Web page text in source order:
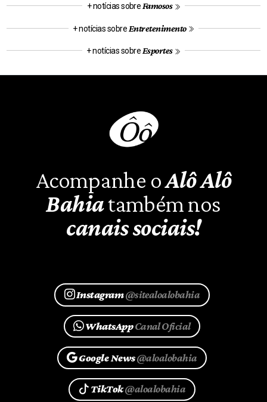
+ notícias sobre Famosos
+ notícias sobre Entretenimento
+ notícias sobre Esportes
Acompanhe oAlô Alô
Bahiatambém nos
canais sociais!
Instagram@sitealoalobahia
WhatsAppCanal Oficial
Google News@aloalobahia
TikTok@aloalobahia